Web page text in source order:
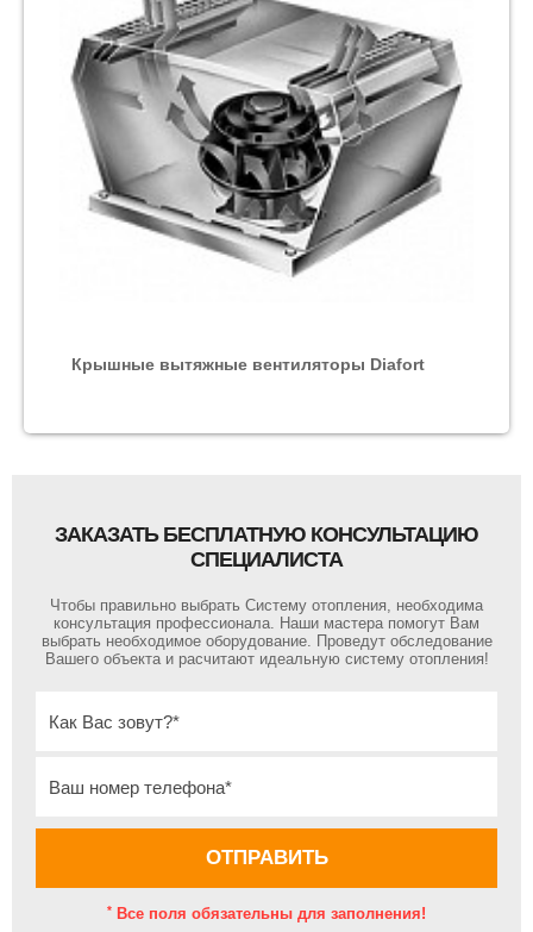
Крышные вытяжные вентиляторы Diafort
ЗАКАЗАТЬ БЕСПЛАТНУЮ КОНСУЛЬТАЦИЮ
СПЕЦИАЛИСТА
Чтобы правильно выбрать Систему отопления, необходима
консультация профессионала. Наши мастера помогут Вам
выбрать необходимое оборудование. Проведут обследование
Вашего объекта и расчитают идеальную систему отопления!
* Все поля обязательны для заполнения!